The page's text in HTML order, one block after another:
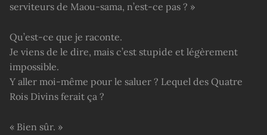
serviteurs de Maou-sama, n’est-ce pas ? »
Qu’est-ce que je raconte.
Je viens de le dire, mais c’est stupide et légèrement
impossible.
Y aller moi-même pour le saluer ? Lequel des Quatre
Rois Divins ferait ça ?
« Bien sûr. »